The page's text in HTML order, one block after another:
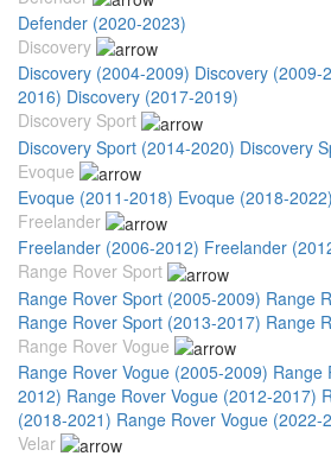
Defender (2020-2023)
Discovery
Discovery (2004-2009) Discovery (2009-
2016) Discovery (2017-2019)
Discovery Sport
Discovery Sport (2014-2020) Discovery
Evoque
Evoque (2011-2018) Evoque (2018-2022)
Freelander
Freelander (2006-2012) Freelander
Range Rover Sport
Range Rover Sport (2005-2009) Range
Range Rover Sport (2013-2017) Range
Range Rover Vogue
Range Rover Vogue (2005-2009) Range
2012) Range Rover Vogue (2012-2017)
(2018-2021) Range Rover Vogue (2022-
Velar